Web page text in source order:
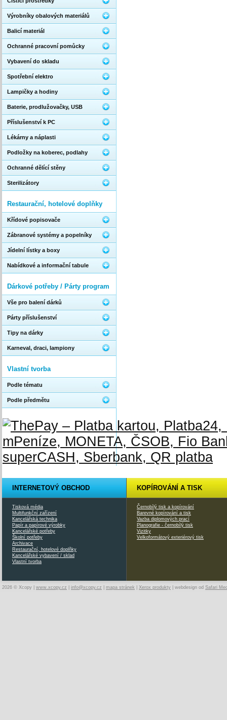
Výrobníky obalových materiálů
Balicí materiál
Ochranné pracovní pomůcky
Vybavení do skladu
Spotřební elektro
Lampičky a hodiny
Baterie, prodlužovačky, USB
Příslušenství k PC
Lékárny a náplasti
Podložky na koberec, podlahy
Ochranné dělící stěny
Sterilizátory
Restaurační, hotelové doplňky
Křídové popisovače
Zábranové systémy a popelníky
Jídelní lístky a boxy
Nabídkové a informační tabule
Dárkové potřeby / Párty program
Vše pro balení dárků
Párty příslušenství
Tipy na dárky
Karneval, draci, lampiony
Vlastní tvorba
Podle tématu
Podle předmětu
INTERNETOVÝ OBCHOD
Tisková média
Multifunkční zařízení
Kancelářská technika
Papír a papírové výrobky
Kancelářské potřeby
Školní potřeby
Archivace
Restaurační, hotelové doplňky
Kancelářské vybavení / sklad
Vlastní tvorba
KOPÍROVÁNÍ A TISK
Černobílý tisk a kopírování
Barevné kopírování a tisk
Vazba diplomových prací
Planografie - černobílý tisk
Vizitky
Velkoformátový exteriérový tisk
2026 © Xcopy | www.xcopy.cz info@xcopy.cz mapa stránek Xerox produkty | webdesign od Safari